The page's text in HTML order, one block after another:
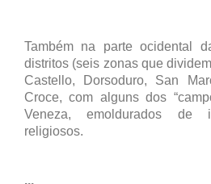
Também na parte ocidental
distritos (seis zonas que
Castello, Dorsoduro, San
Croce, com alguns dos
Veneza, emoldurados de
religiosos.